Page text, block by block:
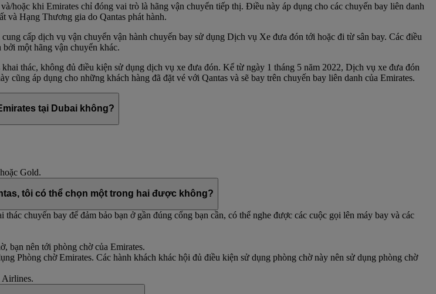
hoặc khi Emirates chỉ đóng vai trò là hãng vận chuyển tiếp thị. Điều này áp dụng cho các chuyến bay liên danh
và Hạng Thương gia do Qantas phát hành.
cấp dịch vụ vận chuyển vận hành chuyến bay sử dụng Dịch vụ Xe đưa đón tới hoặc đi từ sân bay. Các điều
một hãng vận chuyển khác.
thác, không đủ điều kiện sử dụng dịch vụ xe đưa đón. Kể từ ngày 1 tháng 5 năm 2022, Dịch vụ xe đưa đón
áp dụng cho những khách hàng đã đặt vé với Qantas và sẽ bay trên chuyến bay liên danh của Emirates.
tại Dubai không?
Gold.
tôi có thể chọn một trong hai được không?
chuyến bay để đảm bảo bạn ở gần đúng cổng bạn cần, có thể nghe được các cuộc gọi lên máy bay và các
bạn nên tới phòng chờ của Emirates.
Phòng chờ Emirates. Các hành khách khác hội đủ điều kiện sử dụng phòng chờ này nên sử dụng phòng chờ
Airlines.